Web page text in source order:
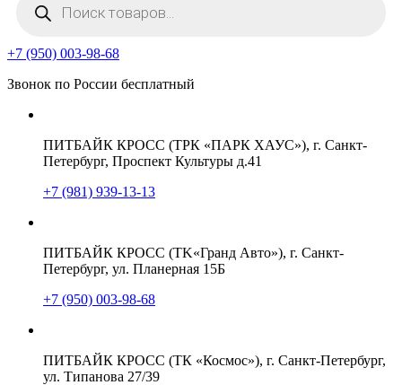
товаров
+7 (950) 003-98-68
Звонок по России бесплатный
ПИТБАЙК КРОСС (ТРК «ПАРК ХАУС»), г. Санкт-
Петербург, Проспект Культуры д.41
+7 (981) 939-13-13
ПИТБАЙК КРОСС (TK«Гранд Авто»), г. Санкт-
Петербург, ул. Планерная 15Б
+7 (950) 003-98-68
ПИТБАЙК КРОСС (ТК «Космос»), г. Санкт-Петербург,
ул. Типанова 27/39